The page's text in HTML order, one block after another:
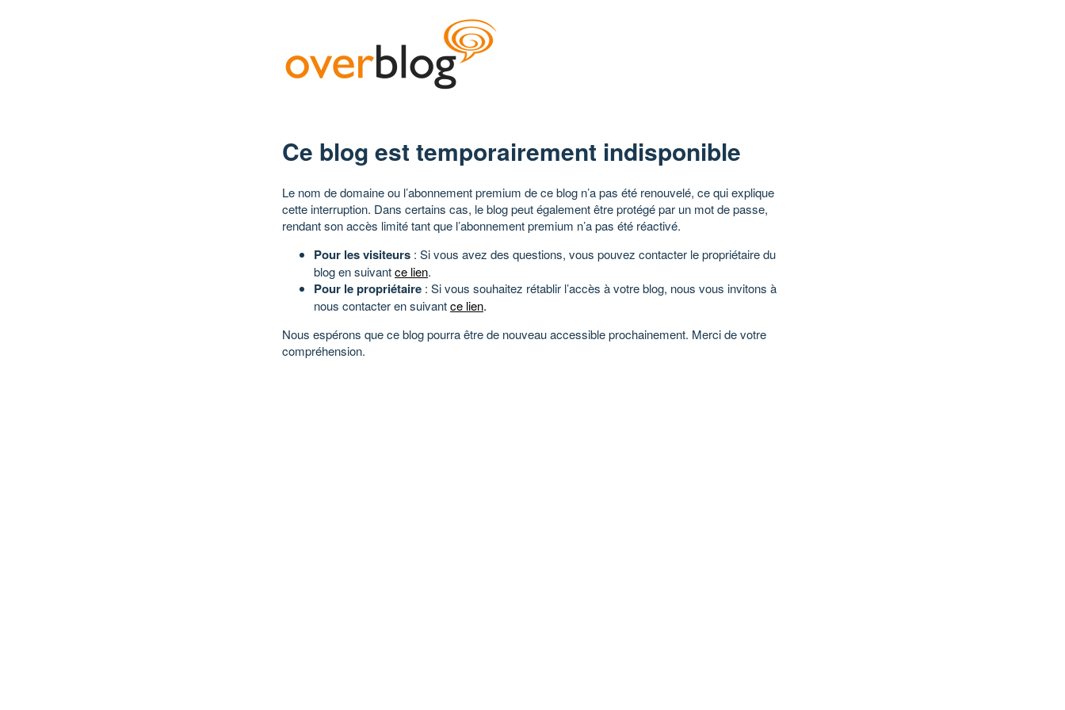
Ce blog est temporairement indisponible
Le nom de domaine ou l’abonnement premium de ce blog n’a pas été renouvelé, ce qui explique
cette interruption. Dans certains cas, le blog peut également être protégé par un mot de passe,
rendant son accès limité tant que l’abonnement premium n’a pas été réactivé.
Pour les visiteurs : Si vous avez des questions, vous pouvez contacter le propriétaire du
blog en suivantce lien.
Pour le propriétaire : Si vous souhaitez rétablir l’accès à votre blog, nous vous invitons à
nous contacter en suivantce lien.
Nous espérons que ce blog pourra être de nouveau accessible prochainement. Merci de votre
compréhension.